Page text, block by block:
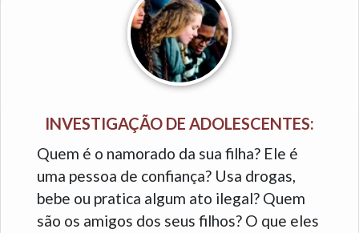
INVESTIGAÇÃO DE ADOLESCENTES:
Quem é o namorado da sua filha? Ele é
uma pessoa de confiança? Usa drogas,
bebe ou pratica algum ato ilegal? Quem
são os amigos dos seus filhos? O que eles